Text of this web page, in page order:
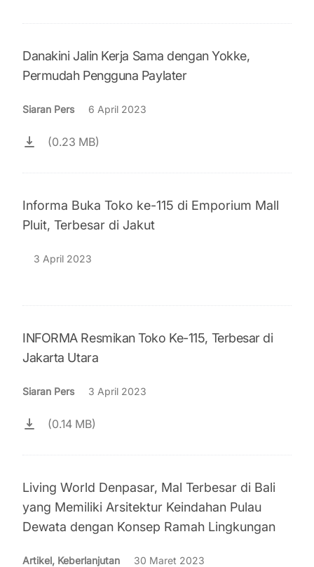
Danakini Jalin Kerja Sama dengan Yokke,
Permudah Pengguna Paylater
Siaran Pers 6 April 2023
(0.23 MB)
Informa Buka Toko ke-115 di Emporium Mall
Pluit, Terbesar di Jakut
3 April 2023
INFORMA Resmikan Toko Ke-115, Terbesar di
Jakarta Utara
Siaran Pers 3 April 2023
(0.14 MB)
Living World Denpasar, Mal Terbesar di Bali
yang Memiliki Arsitektur Keindahan Pulau
Dewata dengan Konsep Ramah Lingkungan
Artikel, Keberlanjutan 30 Maret 2023